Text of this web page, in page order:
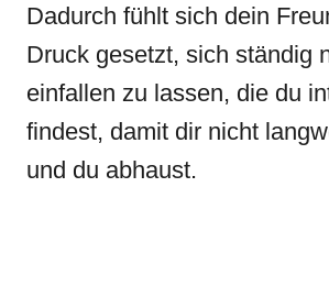
Dadurch fühlt sich dein
Druck gesetzt, sich ständig
einfallen zu lassen, die du
findest, damit dir nicht
und du abhaust.